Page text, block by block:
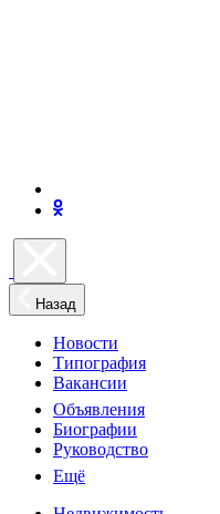
Назад
Новости
Типография
Вакансии
Объявления
Биографии
Руководство
Ещё